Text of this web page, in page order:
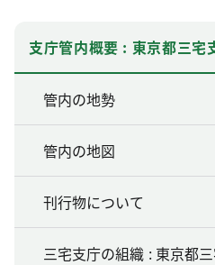
支庁管内概要 : 東京都三宅
管内の地勢
管内の地図
刊行物について
三宅支庁の組織 : 東京都